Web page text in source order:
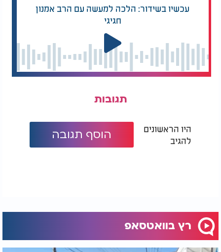
עכשיו בשידור: הלכה למעשה עם הרב אמנון
חגיגי
תגובות
היו הראשונים
להגיב
הוסף תגובה
רץ בוואטסאפ